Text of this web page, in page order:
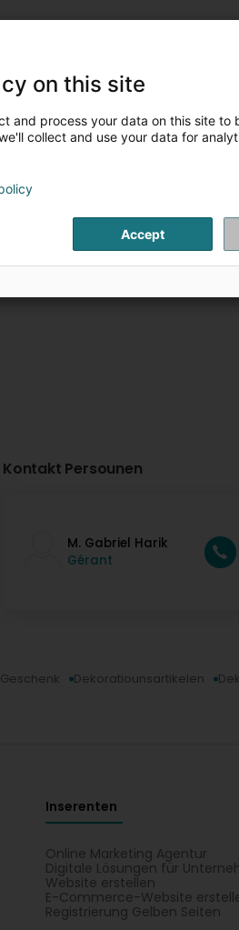
Andere
Weitere
Kontakt Persounen
M. Gabriel Harik
Gérant
Dekoratiounsartikelen
Inserenten
Online Marketing Agentur
Digitale Lösungen für
Website erstellen
E-Commerce-Website
Registrierung Gelben Seiten
on this site
and process your data on this site
collect and use your data for
Accept